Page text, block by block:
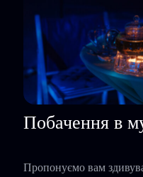
Побачення в
Пропонуємо вам